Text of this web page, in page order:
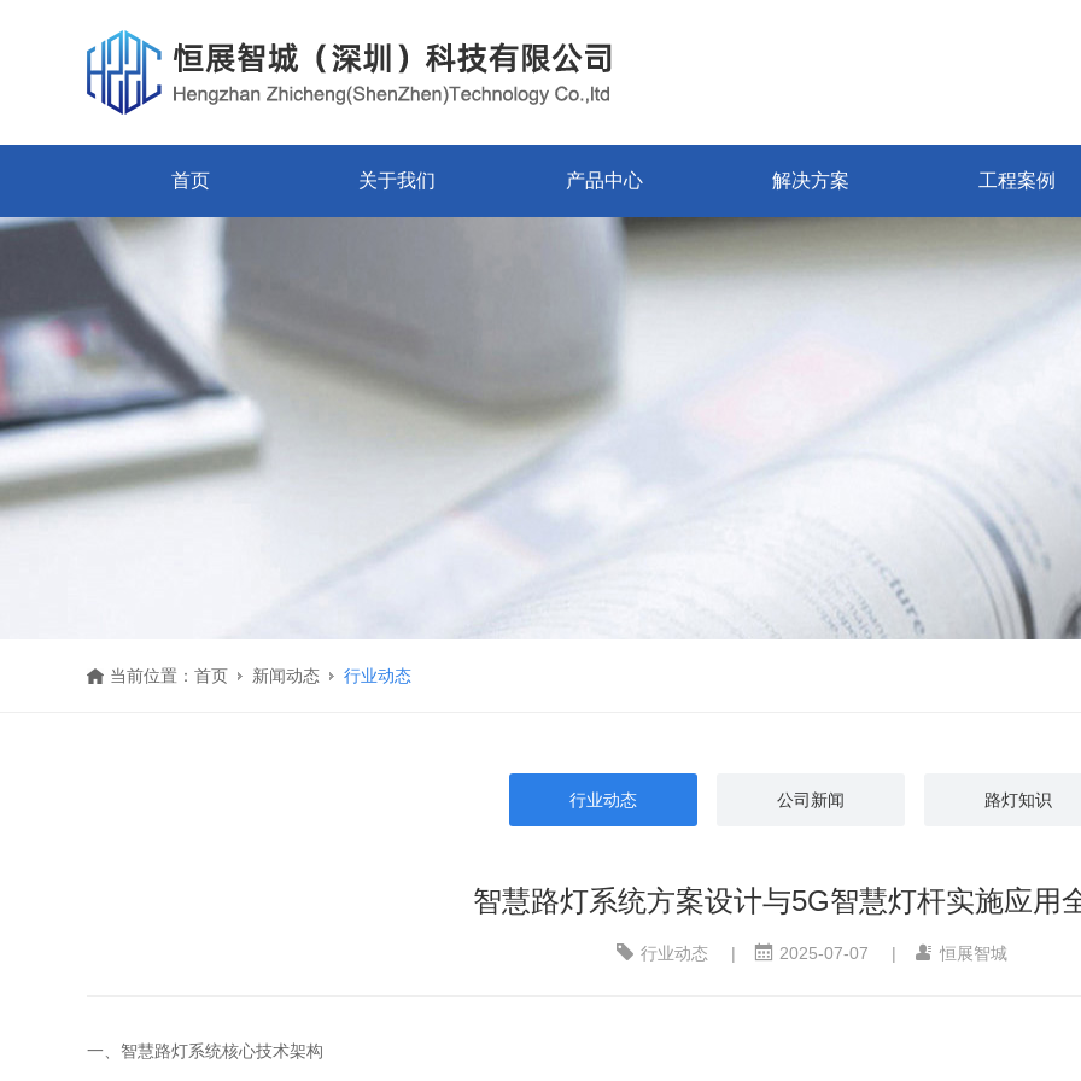
首页 关于我们 产品中心 解决方案 工程案例
当前位置： 首页 新闻动态 行业动态
行业动态 公司新闻 路灯知识
智慧路灯系统方案设计与5G智慧灯杆实施应用
行业动态 | 2025-07-07 | 恒展智城
一、智慧路灯系统核心技术架构